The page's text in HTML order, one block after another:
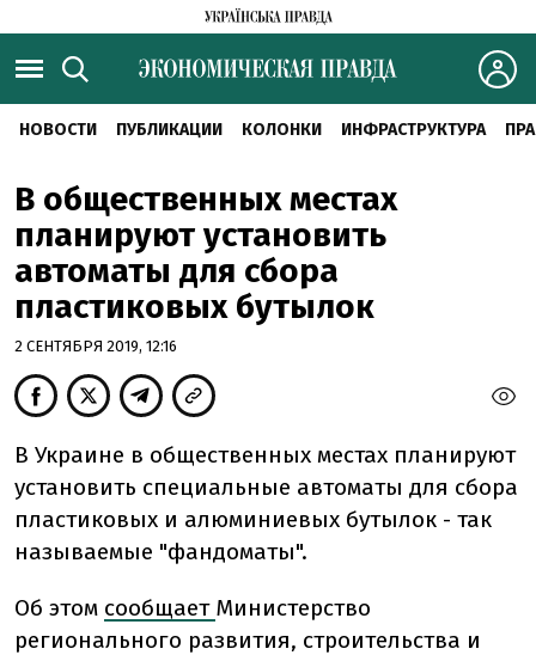
НОВОСТИ ПУБЛИКАЦИИ КОЛОНКИ ИНФРАСТРУКТУРА
В общественных местах
планируют установить
автоматы для сбора
пластиковых бутылок
2 СЕНТЯБРЯ 2019, 12:16
В Украине в общественных местах планируют
установить специальные автоматы для сбора
пластиковых и алюминиевых бутылок - так
называемые "фандоматы".
Об этом сообщает Министерство
регионального развития, строительства и